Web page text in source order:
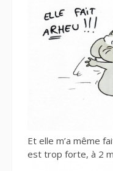
Et elle m’a même
est trop forte, à 2